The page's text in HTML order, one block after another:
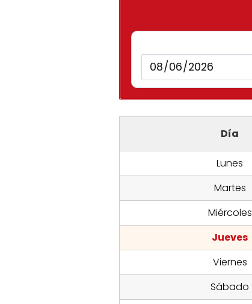
Día
Lunes
Martes
Miércoles
Jueves
Viernes
Sábado